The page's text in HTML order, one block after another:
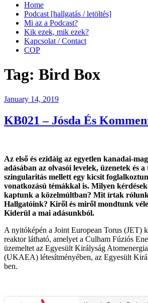
Home
Podcast [hallgatás / letöltés]
Mi az a Podcast?
Kik ezek, mik ezek?
Kapcsolat / Contact
COP
Tag: Bird Box
Posted
January 14, 2019
KB021 – Jósda És
Az első és ezidáig az egyetlen kanadai-
adásában az olvasói levelek, üzenetek és a
szingularitás mellett egy kicsit
vonatkozású témákkal is. Milyen
kaptunk a közelmúltban? Mit írtak
Hallgatóink? Kiről és miről mondtunk
Kiderül a mai adásunkból.
A nyitóképén a Joint European Torus (JET)
reaktor látható, amelyet a Culham Fúziós
üzemeltet az Egyesült Királyság
(UKAEA) létesítményében, az Egyesült
ben.